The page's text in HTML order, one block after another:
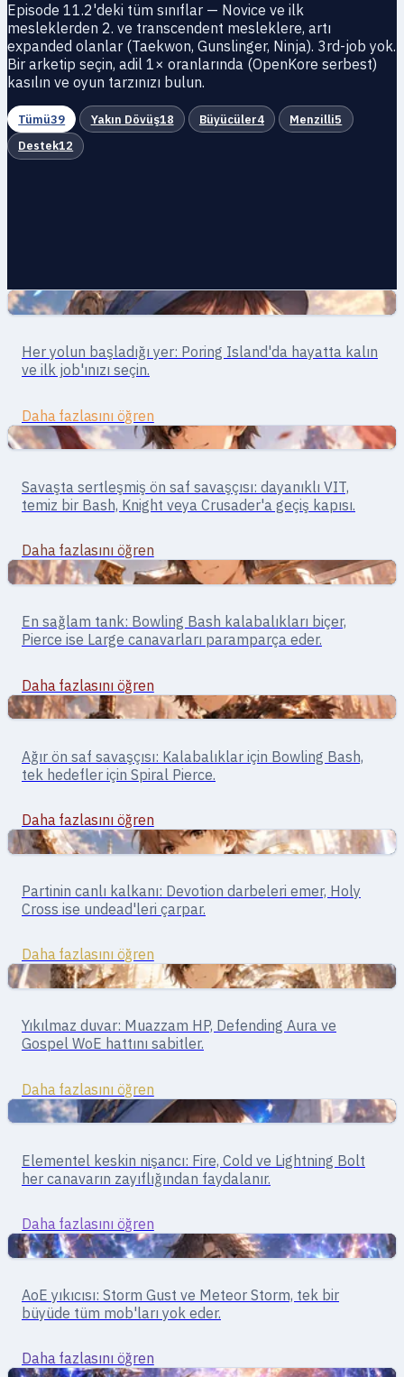
Episode 11.2'deki tüm sınıflar — Novice ve ilk
mesleklerden 2. ve transcendent mesleklere, artı
expanded olanlar (Taekwon, Gunslinger, Ninja). 3rd-job yok.
Bir arketip seçin, adil 1× oranlarında (OpenKore serbest)
kasılın ve oyun tarzınızı bulun.
Tümü39 Yakın Dövüş18 Büyücüler4 Menzilli5
Destek12
Yakın Dövüş
Novice
Her yolun başladığı yer: Poring Island'da hayatta kalın
ve ilk job'ınızı seçin.
Daha fazlasını öğren
Yakın Dövüş
Swordman
Savaşta sertleşmiş ön saf savaşçısı: dayanıklı VIT,
temiz bir Bash, Knight veya Crusader'a geçiş kapısı.
Daha fazlasını öğren
Yakın Dövüş
Knight
En sağlam tank: Bowling Bash kalabalıkları biçer,
Pierce ise Large canavarları paramparça eder.
Daha fazlasını öğren
Yakın Dövüş
Lord Knight
Ağır ön saf savaşçısı: Kalabalıklar için Bowling Bash,
tek hedefler için Spiral Pierce.
Daha fazlasını öğren
Yakın Dövüş
Crusader
Partinin canlı kalkanı: Devotion darbeleri emer, Holy
Cross ise undead'leri çarpar.
Daha fazlasını öğren
Destek
Paladin
Yıkılmaz duvar: Muazzam HP, Defending Aura ve
Gospel WoE hattını sabitler.
Daha fazlasını öğren
Büyücüler
Mage
Elementel keskin nişancı: Fire, Cold ve Lightning Bolt
her canavarın zayıflığından faydalanır.
Daha fazlasını öğren
Büyücüler
Wizard
AoE yıkıcısı: Storm Gust ve Meteor Storm, tek bir
büyüde tüm mob'ları yok eder.
Daha fazlasını öğren